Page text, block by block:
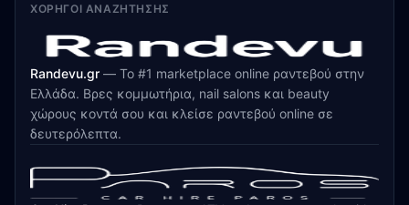
ΧΟΡΗΓΟΊ ΑΝΑΖΉΤΗΣΗΣ
Randevu.gr — Το #1 marketplace online ραντεβού στην
Ελλάδα. Βρες κομμωτήρια, nail salons και beauty
χώρους κοντά σου και κλείσε ραντεβού online σε
δευτερόλεπτα.